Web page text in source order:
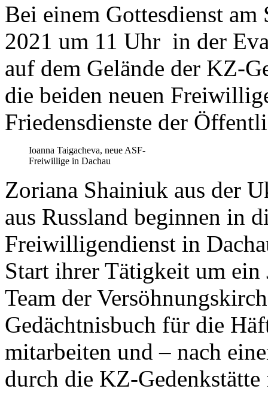
Bei einem Gottesdienst am
2021 um 11 Uhr in der
auf dem Gelände der KZ-
die beiden neuen
Friedensdienste der
Ioanna Taigacheva, neue ASF-
Freiwillige in Dachau
Zoriana Shainiuk aus der
aus Russland beginnen in
Freiwilligendienst in
Start ihrer Tätigkeit um ein
Team der
Gedächtnisbuch für die
mitarbeiten und – nach
durch die KZ-Gedenkstätte